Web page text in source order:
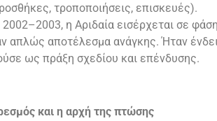
τροποποιήσεις, επισκευές).
η Αριδαία εισέρχεται σε
απλώς αποτέλεσμα ανάγκης. Ήταν
ως πράξη σχεδίου και επένδυσης.
και η αρχή της πτώσης